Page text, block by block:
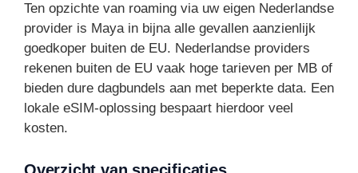
Ten opzichte van roaming via uw eigen Nederlandse
provider is Maya in bijna alle gevallen aanzienlijk
goedkoper buiten de EU. Nederlandse providers
rekenen buiten de EU vaak hoge tarieven per MB of
bieden dure dagbundels aan met beperkte data. Een
lokale eSIM-oplossing bespaart hierdoor veel
kosten.